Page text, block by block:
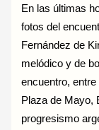
En las últimas
fotos del
Fernández de
melódico y de
encuentro,
Plaza de Mayo,
progresismo